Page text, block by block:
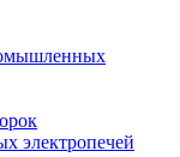
электропечей